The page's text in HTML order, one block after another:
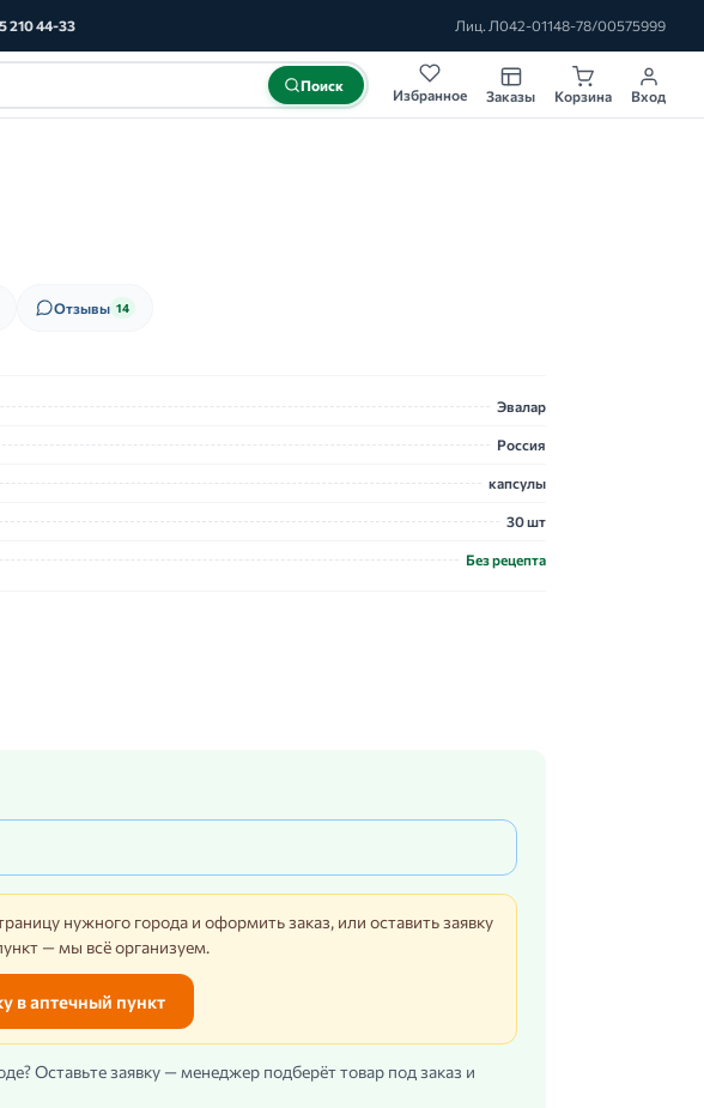
210 44-33 Лиц. Л042-01148-78/00575999
Поиск
Избранное Заказы Корзина Вход
Отзывы 14
Эвалар
Россия
капсулы
30 шт
Без рецепта
нужного города и оформить заказ, или оставить заявку
— мы всё организуем.
в аптечный пункт
Оставьте заявку — менеджер подберёт товар под заказ и